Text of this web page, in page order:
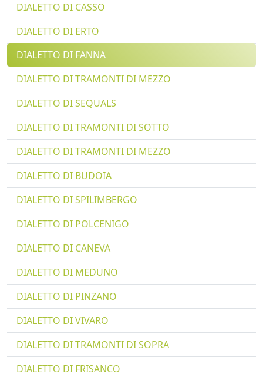
DIALETTO DI CASSO
DIALETTO DI ERTO
DIALETTO DI FANNA
DIALETTO DI TRAMONTI DI MEZZO
DIALETTO DI SEQUALS
DIALETTO DI TRAMONTI DI SOTTO
DIALETTO DI TRAMONTI DI MEZZO
DIALETTO DI BUDOIA
DIALETTO DI SPILIMBERGO
DIALETTO DI POLCENIGO
DIALETTO DI CANEVA
DIALETTO DI MEDUNO
DIALETTO DI PINZANO
DIALETTO DI VIVARO
DIALETTO DI TRAMONTI DI SOPRA
DIALETTO DI FRISANCO